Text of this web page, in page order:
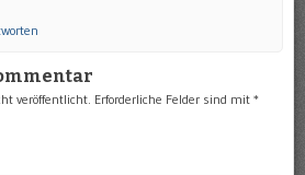
veröffentlicht. Erforderliche Felder sind mit *